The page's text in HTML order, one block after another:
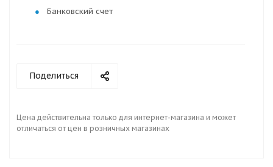
Банковский счет
Поделиться
Цена действительна только для интернет-магазина и может
отличаться от цен в розничных магазинах